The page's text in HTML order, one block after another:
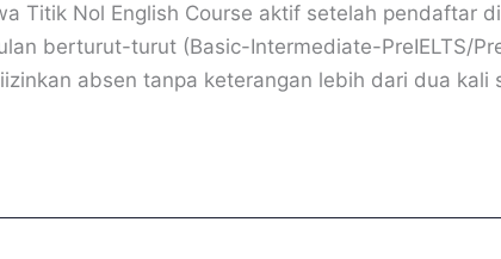
Titik Nol English Course aktif setelah pendaftar
berturut-turut (Basic-Intermediate-PreIELTS/
absen tanpa keterangan lebih dari dua